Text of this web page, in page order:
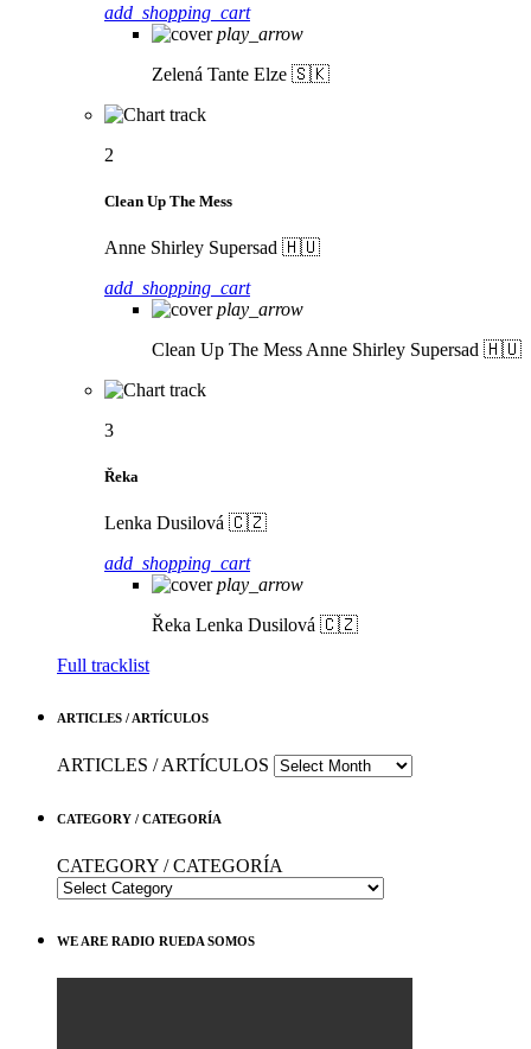
add_shopping_cart
play_arrow
Zelená Tante Elze 🇸🇰
2
Clean Up The Mess
Anne Shirley Supersad 🇭🇺
add_shopping_cart
play_arrow
Clean Up The Mess Anne Shirley Supersad 🇭🇺
3
Řeka
Lenka Dusilová 🇨🇿
add_shopping_cart
play_arrow
Řeka Lenka Dusilová 🇨🇿
Full tracklist
ARTICLES / ARTÍCULOS
ARTICLES / ARTÍCULOS
CATEGORY / CATEGORÍA
CATEGORY / CATEGORÍA
WE ARE RADIO RUEDA SOMOS